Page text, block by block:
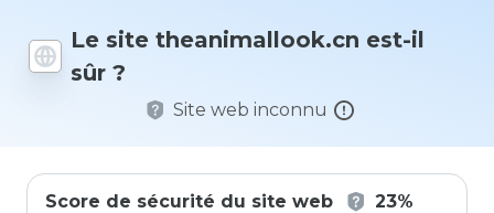
Le site theanimallook.cn est-il
sûr ?
Site web inconnu
Score de sécurité du site web 23%
vous à ce
site ?